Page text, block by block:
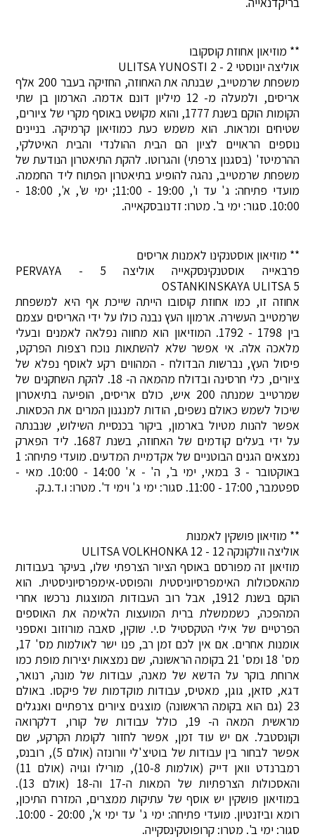
** מוזיאון אחוזת קוסקובו
אוליצה יונוסטי 2 - ULITSA YUNOSTI 2
משפחת שרמטייב, שבנתה את האחוזה, החזיקה בעבר 200 אלף
אריסים, ולמעלה מ- 12 מיליון דונם אדמה. הארמון בן שתי
הקומות הוקם בשנת 1777, והוא מקושט באוסף מקרי של ציורים,
שטיחים ומראות. הוא משמש כעת כמוזיאון קרמיקה. בניינים
נוספים הראויים לציון הם הבית ההולנדי והבית האיטלקי,
ההרמיטז' (בסגנון צרפתי) והגרוטו. להקת התיאטרון הנודעת של
משפחת שרמטייב, נהגה להופיע בתיאטרון הפתוח ליד החממה.
מועדי פתיחה: ג' עד ו', 19:00 - 11:00; ימי ש', א', 18:00 -
10:00. סגור: ימי ב'. מטרו: זדנובסקאייה.
** מוזיאון אוסטנקינו לאמנות אריסים
פרבאייה אוסטנקינסקאייה אוליצה 5 - PERVAYA
OSTANKINSKAYA ULITSA 5
אחוזה זו, כמו אחוזת קוסובו הייתה שייכת אף היא למשפחת
שרמטייב העשירה. ארמוןו העץ נבנה כולו על ידי האריסים עצמם
בין 1798 - 1792. המוזיאון הוא מחווה נפלאה לאמנים ובעלי
מלאכה אלה. אי אפשר שלא להשתאות נוכח רצפות הפרקט,
פיסול העץ, נברשות הבדולח - המהווים רקע לאוסף נפלא של
ציורים, כלי חרסינה ובדולח מהמאה ה- 18. להקת השחקנים של
שמרטייב שמנתה 200 איש, כולם אריסים, הופיעה בתיאטרון
שיכול לשמש כאולם נשפים, הודות למנגנון המרים את הכסאות.
אפשר להנות מטיול בארמון, ביקור בכנסיית השילוש, שנבנתה
על ידי בעלים קודמים של האחוזה, בשנת 1687. ליד הפארק
נמצאים הגנים הבוטניים של אקדמיית המדעים. מועדי פתיחה: 1
באוקטובר - 3 במאי, ימי ב', ה' - א' 14:00 - 10:00. מאי -
ספטמבר, 17:00 - 11:00. סגור: ימי ג' וימי ד'. מטרו: ו.ד.נ.ק.
** מוזיאון פושקין לאמנות
אוליצה וולקונקה 12 - ULITSA VOLKHONKA 12
מוזיאון זה מפורסם באוסף הציור הצרפתי שלו, בעיקר בעבודות
מהאסכולות האימפרסיוניסטית והפוסט-אימפרסיוניסטית. הוא
הוקם בשנת 1912, אבל רוב העבודות המוצגות נרכשו אחרי
המהפכה, כשממשלת ברית המועצות הלאימה את האוספים
הפרטיים של אילי הטקסטיל ס.י. שוקין, סאבה מורוזוב ואספני
אומנות אחרים. אם אין לכם זמן רב, פנו ישר לאולמות מס' 17,
מס' 18 ומס' 21 בקומה הראשונה, שם נמצאות יצירות מופת כמו
ארוחת בוקר על הדשא של מאנה, עבודות של מונה, רנואר,
דגא, סזאן, גוגן, מאטיס, עבודות מוקדמות של פיקסו. באולם
23 (גם הוא בקומה הראשונה) מוצגים ציורים צרפתיים ואנגלים
מראשית המאה ה- 19, כולל עבודות של קורו, דלקרואה
וקונסטבל. אם יש עוד זמן, אפשר לחזור לקומת הקרקע, שם
אפשר לבחור בין עבודות של בוטיצ'לי וורונזה (אולם 5), רובנס,
רמברנדט וואן דייק (אולמות 10-8), מורילו וגויה (אולם 11)
והאסכולות הצרפתיות של המאות ה-17 וה-18 (אולם 13).
במוזיאון פושקין יש אוסף של עתיקות ממצרים, המזרח התיכון,
רומא וביזנטיון. מועדי פתיחה: ימי ג' עד ימי א', 20:00 - 10:00.
סגור: ימי ב'. מטרו: קרופוטקינסקייה.